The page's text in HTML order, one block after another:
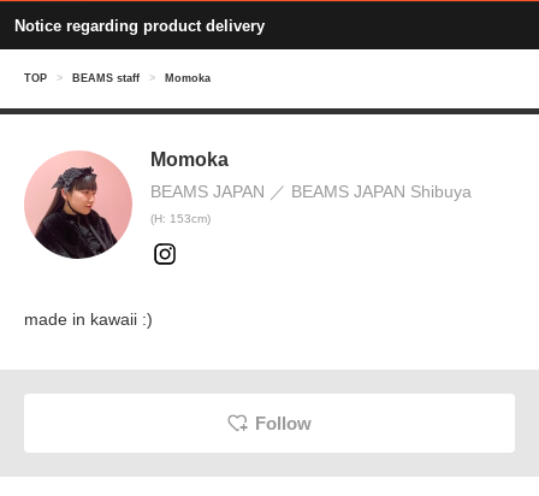
Notice regarding product delivery
TOP > BEAMS staff > Momoka
Momoka
BEAMS JAPAN BEAMS JAPAN Shibuya
(H: 153cm)
made in kawaii :)
Follow